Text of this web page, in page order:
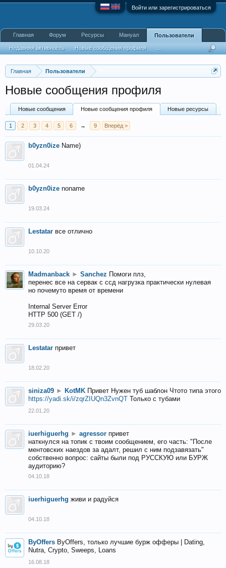
Войти или зарегистрироваться
Главная Пользователи
Новые сообщения профиля
Новые сообщения Новые сообщения профиля Новые ресурсы
1 2 3 4 5 6 → 9 Вперёд >
b0yzn0ize Name)
01.04.24
b0yzn0ize noname
19.03.24
Lestatar все отлично
10.10.20
Madmanback ► Sanchez Помоги плз,
перенес все на сервак с ссд нагрузка практически нулевая
но почемуто время от времени
Internal Server Error
HTTP 500 (GET /)
29.03.20
Lestatar привет
18.02.20
siniza09 ► KotMK Привет Нужен туб шаблон Чтото типа этого
https://yadi.sk/i/zqrZIUQn3ZvnQT Только с тубами
22.01.20
iuerhiguerhg ► agressor привет
наткнулся на топик с твоим сообщением, его часть: "После
ментовских наездов за адалт, решил с ним подзавязать"
собственно вопрос: сайты были под РУССКУЮ или БУРЖ
аудиторию?
04.10.18
iuerhiguerhg живи и радуйся
04.10.18
ByOffers ByOffers, только лучшие бурж офферы | Dating,
Nutra, Crypto, Sweeps, Loans
16.08.18
Главная Форум Ресурсы Мануал Пользователи
Недавняя активность Новые сообщения профиля